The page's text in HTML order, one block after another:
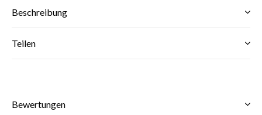
Beschreibung
Teilen
Bewertungen